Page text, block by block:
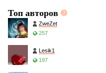
Топ авторов
ZweZet
257
Lesik1
197